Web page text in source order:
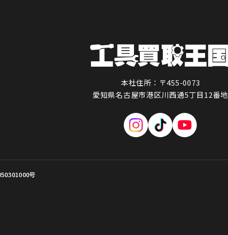
本社住所：〒455-0073
愛知県名古屋市港区川西通5丁目12番地
号